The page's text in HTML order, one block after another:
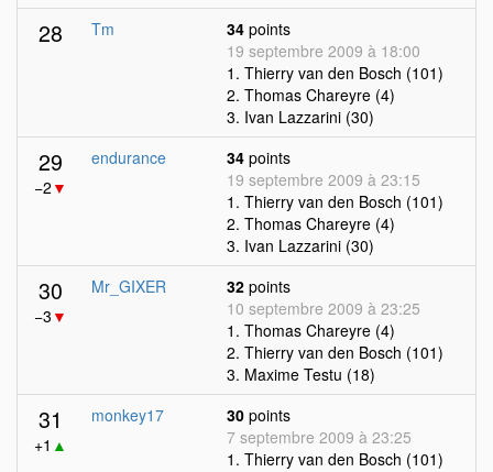
28 Tm 34 points
19 septembre 2009 à 18:00
1. Thierry van den Bosch (101)
2. Thomas Chareyre (4)
3. Ivan Lazzarini (30)
29
−2 ▼
endurance 34 points
19 septembre 2009 à 23:15
1. Thierry van den Bosch (101)
2. Thomas Chareyre (4)
3. Ivan Lazzarini (30)
30
−3 ▼
Mr_GIXER 32 points
10 septembre 2009 à 23:25
1. Thomas Chareyre (4)
2. Thierry van den Bosch (101)
3. Maxime Testu (18)
31
+1 ▲
monkey17 30 points
7 septembre 2009 à 23:25
1. Thierry van den Bosch (101)